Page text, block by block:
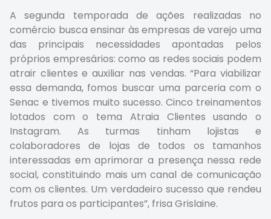
A segunda temporada de ações realizadas no
comércio busca ensinar às empresas de varejo uma
das principais necessidades apontadas pelos
próprios empresários: como as redes sociais podem
atrair clientes e auxiliar nas vendas. “Para viabilizar
essa demanda, fomos buscar uma parceria com o
Senac e tivemos muito sucesso. Cinco treinamentos
lotados com o tema Atraia Clientes usando o
Instagram. As turmas tinham lojistas e
colaboradores de lojas de todos os tamanhos
interessadas em aprimorar a presença nessa rede
social, constituindo mais um canal de comunicação
com os clientes. Um verdadeiro sucesso que rendeu
frutos para os participantes”, frisa Grislaine.